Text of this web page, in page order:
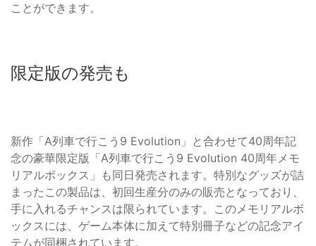
ことができます。
限定版の発売も
新作「A列車で行こう9 Evolution」と合わせて40周年記
念の豪華限定版「A列車で行こう9 Evolution 40周年メモ
リアルボックス」も同日発売されます。特別なグッズが詰
まったこの製品は、初回生産分のみの販売となっており、
手に入れるチャンスは限られています。このメモリアルボ
ックスには、ゲーム本体に加えて特別冊子などの記念アイ
テムが同梱されています。